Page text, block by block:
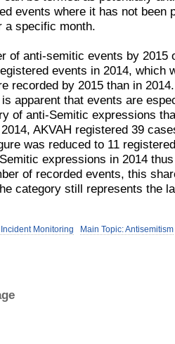
events where it has not been
a specific month.
of anti-semitic events by 2015
events in 2014, which
recorded by 2015 than in
apparent that events are
of anti-Semitic expressions
AKVAH registered 39
was reduced to 11
expressions in 2014
of recorded events, this
category still represents the
Monitoring Main Topic: Antisemitism